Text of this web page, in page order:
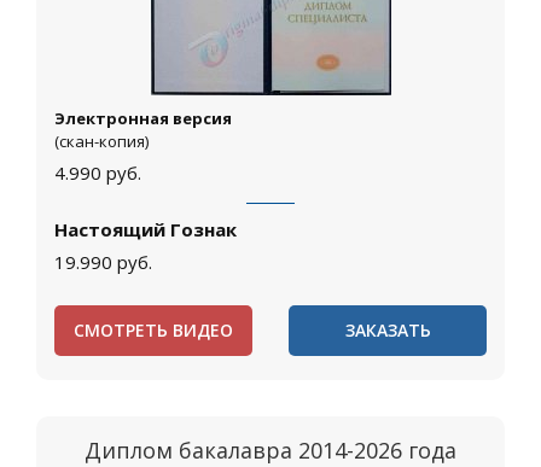
Электронная версия
(скан-копия)
4.990 руб.
Настоящий Гознак
19.990 руб.
СМОТРЕТЬ ВИДЕО ЗАКАЗАТЬ
Диплом бакалавра 2014-2026 года